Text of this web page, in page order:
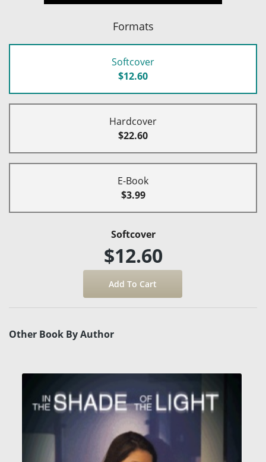
Formats
Softcover
$12.60
Hardcover
$22.60
E-Book
$3.99
Softcover
$12.60
Other Book By Author